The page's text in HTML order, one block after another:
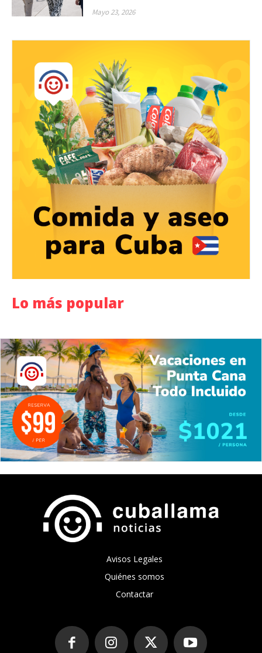
Mayo 23, 2026
Lo más popular
Avisos Legales
Quiénes somos
Contactar